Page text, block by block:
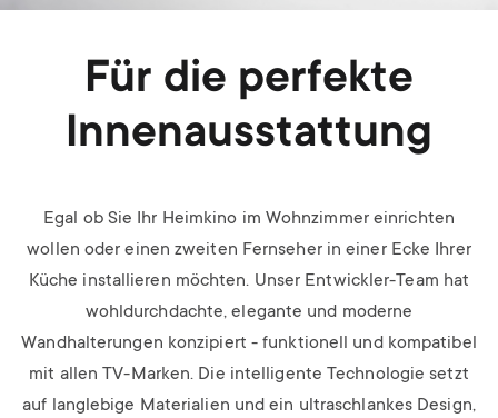
Für die perfekte
Innenausstattung
Egal ob Sie Ihr Heimkino im Wohnzimmer einrichten
wollen oder einen zweiten Fernseher in einer Ecke Ihrer
Küche installieren möchten. Unser Entwickler-Team hat
wohldurchdachte, elegante und moderne
Wandhalterungen konzipiert - funktionell und kompatibel
mit allen TV-Marken. Die intelligente Technologie setzt
auf langlebige Materialien und ein ultraschlankes Design,